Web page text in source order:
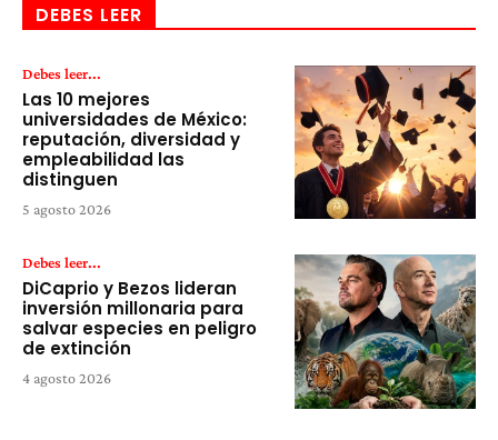
DEBES LEER
Debes leer...
Las 10 mejores
universidades de México:
reputación, diversidad y
empleabilidad las
distinguen
5 agosto 2026
Debes leer...
DiCaprio y Bezos lideran
inversión millonaria para
salvar especies en peligro
de extinción
4 agosto 2026